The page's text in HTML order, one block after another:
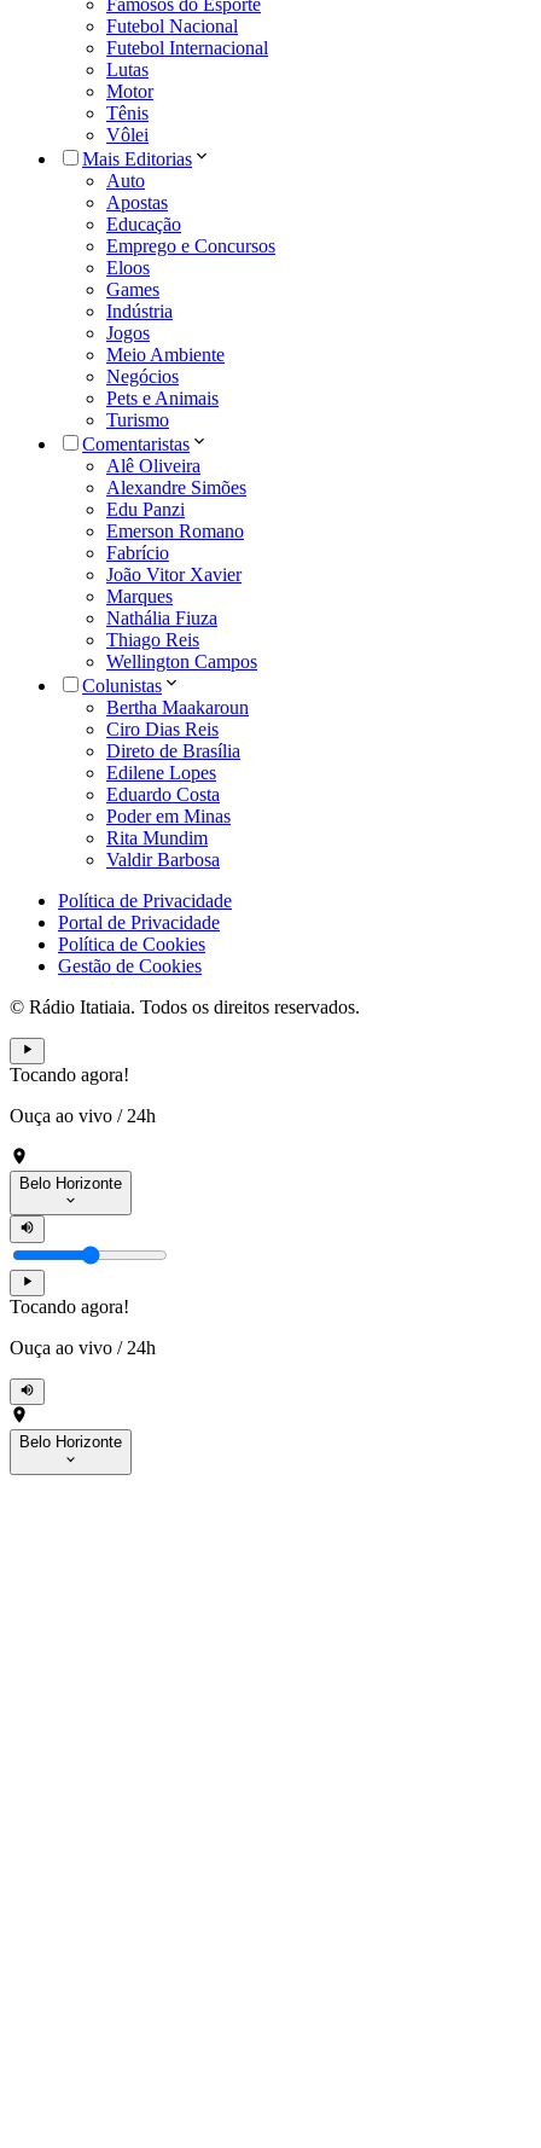
Futebol Nacional
Futebol Internacional
Lutas
Motor
Tênis
Vôlei
Mais Editorias
Auto
Apostas
Educação
Emprego e Concursos
Eloos
Games
Indústria
Jogos
Meio Ambiente
Negócios
Pets e Animais
Turismo
Comentaristas
Alê Oliveira
Alexandre Simões
Edu Panzi
Emerson Romano
Fabrício
João Vitor Xavier
Marques
Nathália Fiuza
Thiago Reis
Wellington Campos
Colunistas
Bertha Maakaroun
Ciro Dias Reis
Direto de Brasília
Edilene Lopes
Eduardo Costa
Poder em Minas
Rita Mundim
Valdir Barbosa
Política de Privacidade
Portal de Privacidade
Política de Cookies
Gestão de Cookies
© Rádio Itatiaia. Todos os direitos reservados.
Tocando agora!
Ouça ao vivo / 24h
Belo Horizonte
Tocando agora!
Ouça ao vivo / 24h
Belo Horizonte